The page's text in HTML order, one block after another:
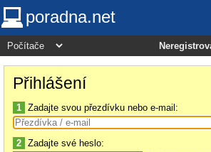
poradna.net
Přihlášení
1 Zadajte svou přezdívku nebo e-mail:
2 Zadajte své heslo: